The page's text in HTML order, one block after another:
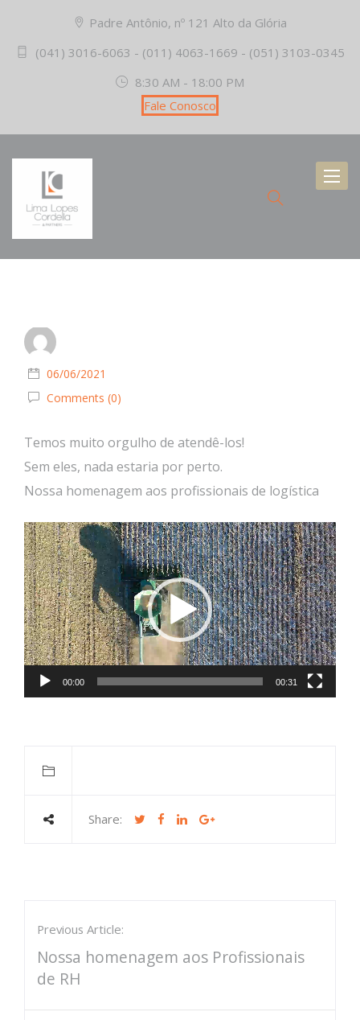
Padre Antônio, nº 121 Alto da Glória
(041) 3016-6063 - (011) 4063-1669 - (051) 3103-0345
8:30 AM - 18:00 PM
Fale Conosco
06/06/2021
Comments (0)
Temos muito orgulho de atendê-los!
Sem eles, nada estaria por perto.
Nossa homenagem aos profissionais de logística
Tocador
de
vídeo
00:00 00:31
Share:
Previous Article:
Nossa homenagem aos Profissionais
de RH